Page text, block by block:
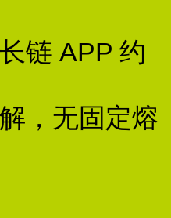
链 APP 约
，无固定熔